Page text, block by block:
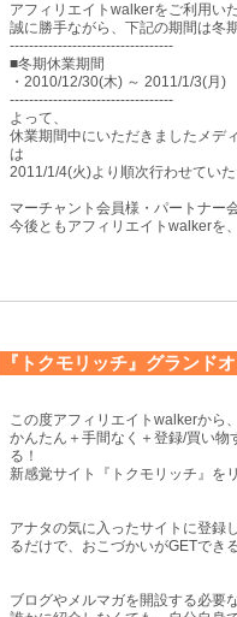
アフィリエイトwalkerをご利用い
誠に勝手ながら、下記の期間は冬
----------------------------------
■冬期休業期間
・2010/12/30(木) ～ 2011/1/3(月)
----------------------------------
よって、
休業期間中にいただきましたメデ
は
2011/1/4(火)より順次行わせてい
マーチャント会員様・パートナー
今後ともアフィリエイトwalkerを
『トクモリッチ』グランド
この度アフィリエイトwalkerから
かんたん＋手間なく＋登録/買い
る！
新感覚サイト『トクモリッチ』を
アナタの気に入ったサイトに登録
るだけで、おこづかいがGETでき
ブログやメルマガを開設する必要